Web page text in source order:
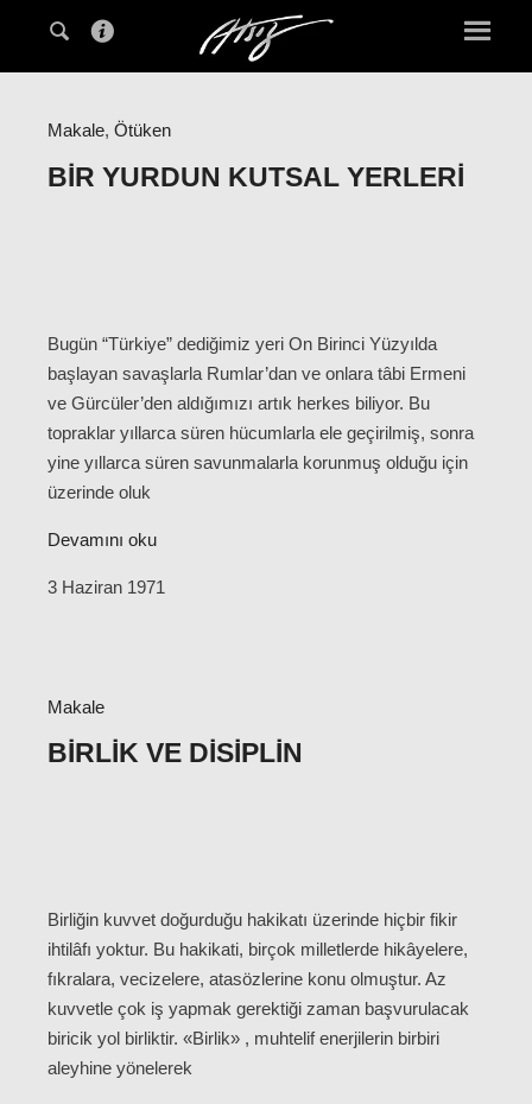
Makale, Ötüken
BIR YURDUN KUTSAL YERLERI
Bugün “Türkiye” dediğimiz yeri On Birinci Yüzyılda
başlayan savaşlarla Rumlar’dan ve onlara tâbi Ermeni
ve Gürcüler’den aldığımızı artık herkes biliyor. Bu
topraklar yıllarca süren hücumlarla ele geçirilmiş, sonra
yine yıllarca süren savunmalarla korunmuş olduğu için
üzerinde oluk
Devamını oku
3 Haziran 1971
Makale
BIRLIK VE DISIPLIN
Birliğin kuvvet doğurduğu hakikatı üzerinde hiçbir fikir
ihtilâfı yoktur. Bu hakikati, birçok milletlerde hikâyelere,
fıkralara, vecizelere, atasözlerine konu olmuştur. Az
kuvvetle çok iş yapmak gerektiği zaman başvurulacak
biricik yol birliktir. «Birlik» , muhtelif enerjilerin birbiri
aleyhine yönelerek